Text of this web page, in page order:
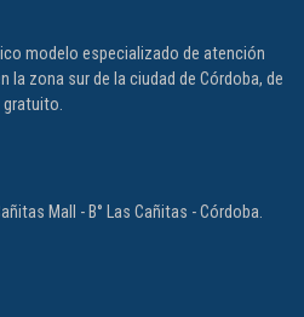
modelo especializado de atención
la zona sur de la ciudad de Córdoba, de
Mall - B° Las Cañitas - Córdoba.